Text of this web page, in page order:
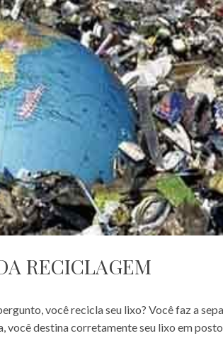
RECICLAGEM
você recicla seu lixo? Você faz a
destina corretamente seu lixo em